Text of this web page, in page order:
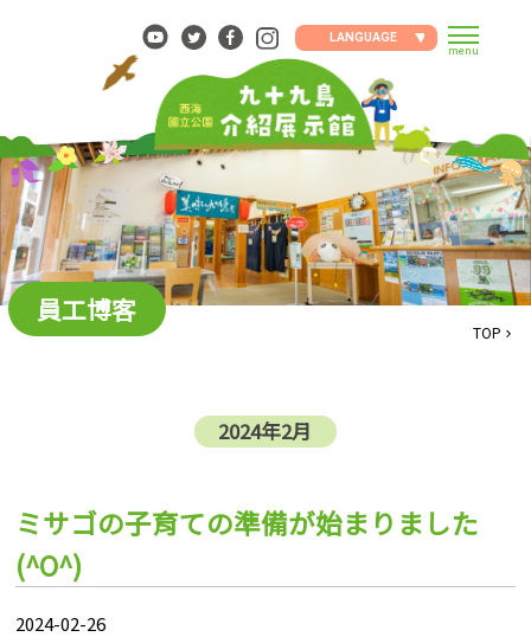
LANGUAGE
menu
TOP
員工博客
2024年2月
ミサゴの子育ての準備が始まりました
(^O^)
2024-02-26